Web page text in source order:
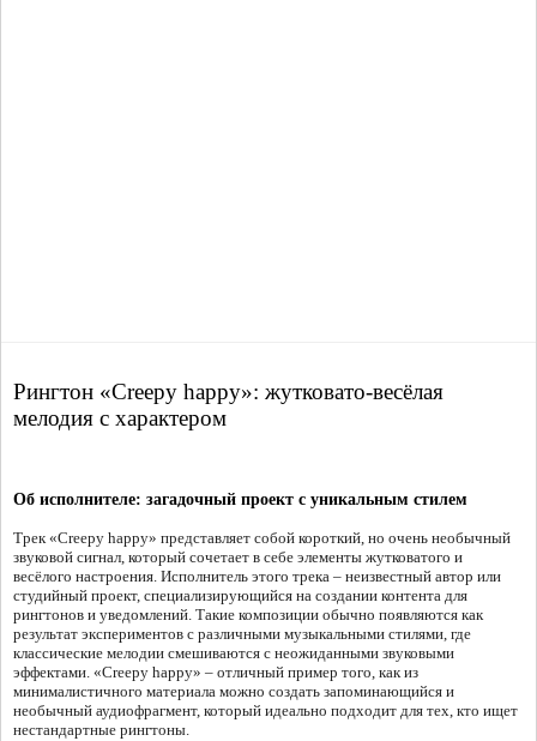
Рингтон «Creepy happy»: жутковато-весёлая
мелодия с характером
Об исполнителе: загадочный проект с уникальным стилем
Трек «Creepy happy» представляет собой короткий, но очень необычный
звуковой сигнал, который сочетает в себе элементы жутковатого и
весёлого настроения. Исполнитель этого трека – неизвестный автор или
студийный проект, специализирующийся на создании контента для
рингтонов и уведомлений. Такие композиции обычно появляются как
результат экспериментов с различными музыкальными стилями, где
классические мелодии смешиваются с неожиданными звуковыми
эффектами. «Creepy happy» – отличный пример того, как из
минималистичного материала можно создать запоминающийся и
необычный аудиофрагмент, который идеально подходит для тех, кто ищет
нестандартные рингтоны.